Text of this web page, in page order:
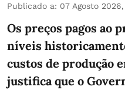
Publicado a: 07 Agosto
Os preços pagos ao
níveis
custos de produção
justifica que o